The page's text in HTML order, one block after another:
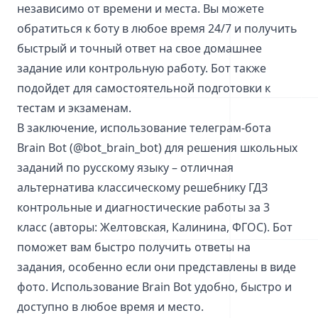
независимо от времени и места. Вы можете
обратиться к боту в любое время 24/7 и получить
быстрый и точный ответ на свое домашнее
задание или контрольную работу. Бот также
подойдет для самостоятельной подготовки к
тестам и экзаменам.
В заключение, использование телеграм-бота
Brain Bot (@bot_brain_bot) для решения школьных
заданий по русскому языку – отличная
альтернатива классическому решебнику ГДЗ
контрольные и диагностические работы за 3
класс (авторы: Желтовская, Калинина, ФГОС). Бот
поможет вам быстро получить ответы на
задания, особенно если они представлены в виде
фото. Использование Brain Bot удобно, быстро и
доступно в любое время и место.